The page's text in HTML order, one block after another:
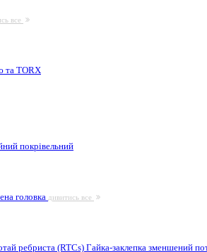
все
та TORX
покрівельний
головка дивитись все
ребриста (RTCs)Гайка-заклепка зменшений